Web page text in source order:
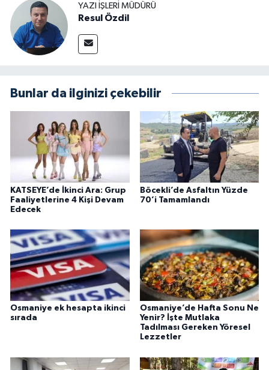
YAZI İŞLERI MÜDÜRÜ
Resul Özdil
Bunlar da ilginizi çekebilir
KATSEYE’de İkinci Ara: Grup
Faaliyetlerine 4 Kişi Devam
Edecek
Böcekli’de Asfaltın Yüzde
70’i Tamamlandı
Osmaniye ek hesapta ikinci
sırada
Osmaniye’de Hafta Sonu Ne
Yenir? İşte Mutlaka
Tadılması Gereken Yöresel
Lezzetler